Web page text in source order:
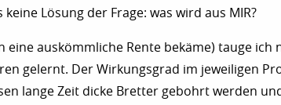
Lösung der Frage: was wird aus MIR?
auskömmliche Rente bekäme) tauge ich
gelernt. Der Wirkungsgrad im jeweiligen
lange Zeit dicke Bretter gebohrt werden